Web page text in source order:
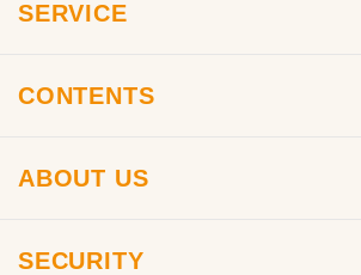
SERVICE
官公庁・自治体向けソリューション
CONTENTS
人口統計アンケート
ABOUT US
SECURITY